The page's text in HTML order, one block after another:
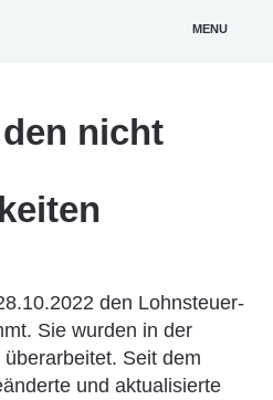
MENU
nicht
den Lohnsteuer-
Sie wurden in der
Seit dem
und aktualisierte